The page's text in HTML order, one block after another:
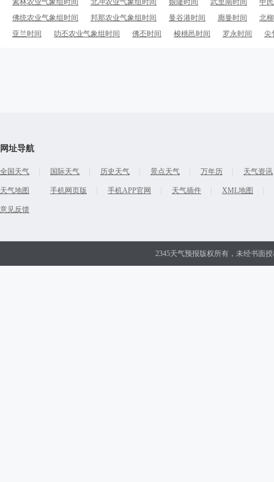
素林农业气象组时间
北冲农业气象组时间 娘隆时间 武里南时间
甲
佛统农业气象组时间
邦那农业气象组时间 曼谷港时间 廊曼时间
北
亚兰时间
叻丕农业气象组时间 佛丕时间 梭桃邑时间 罗永时间
尖
网址导航
全国天气 国际天气 历史天气 景点天气 万年历 天气资讯
天气地图 手机网页版 手机APP官网 天气插件 XML地图
意见反馈
2345天气预报版权所有，未经书面